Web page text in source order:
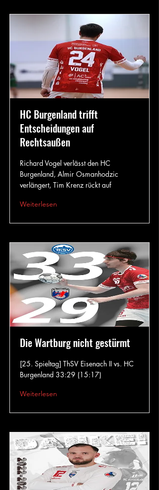
HC Burgenland trifft
Entscheidungen auf
Rechtsaußen
Richard Vogel verlässt den HC
Burgenland, Almir Osmanhodzic
verlängert, Tim Krenz rückt auf
Weiterlesen
Die Wartburg nicht gestürmt
[25. Spieltag] ThSV Eisenach II vs. HC
Burgenland 33:29 (15:17)
Weiterlesen